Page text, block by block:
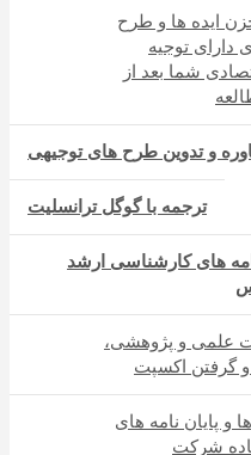
ایده ها و طرح
دارای توجیه
شما بعد از
و تدوین طرح های توجیهی
ترجمه با گوگل ترانسلیت
های کارشناسی ارشد
علمی و پژوهشی،
و پایان نامه های
شرکت